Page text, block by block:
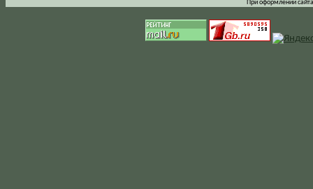
При оформлении